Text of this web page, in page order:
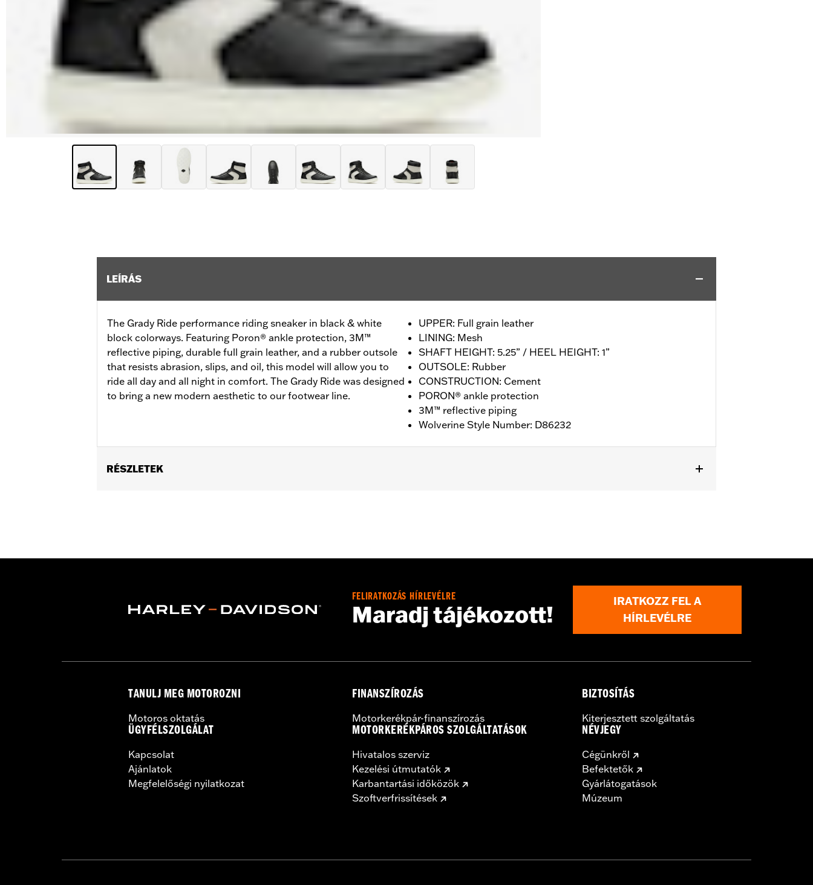
LEÍRÁS
The Grady Ride performance riding sneaker in black & white
block colorways. Featuring Poron® ankle protection, 3M™
reflective piping, durable full grain leather, and a rubber outsole
that resists abrasion, slips, and oil, this model will allow you to
ride all day and all night in comfort. The Grady Ride was designed
to bring a new modern aesthetic to our footwear line.
UPPER: Full grain leather
LINING: Mesh
SHAFT HEIGHT: 5.25” / HEEL HEIGHT: 1”
OUTSOLE: Rubber
CONSTRUCTION: Cement
PORON® ankle protection
3M™ reflective piping
Wolverine Style Number: D86232
RÉSZLETEK
FELIRATKOZÁS HÍRLEVÉLRE
Maradj tájékozott!
IRATKOZZ FEL A
HÍRLEVÉLRE
TANULJ MEG MOTOROZNI
Motoros oktatás
ÜGYFÉLSZOLGÁLAT
Kapcsolat
Ajánlatok
Megfelelőségi nyilatkozat
FINANSZÍROZÁS
Motorkerékpár-finanszírozás
MOTORKERÉKPÁROS SZOLGÁLTATÁSOK
Hivatalos szerviz
Kezelési útmutatók
Karbantartási időközök
Szoftverfrissítések
BIZTOSÍTÁS
Kiterjesztett szolgáltatás
NÉVJEGY
Cégünkről
Befektetők
Gyárlátogatások
Múzeum